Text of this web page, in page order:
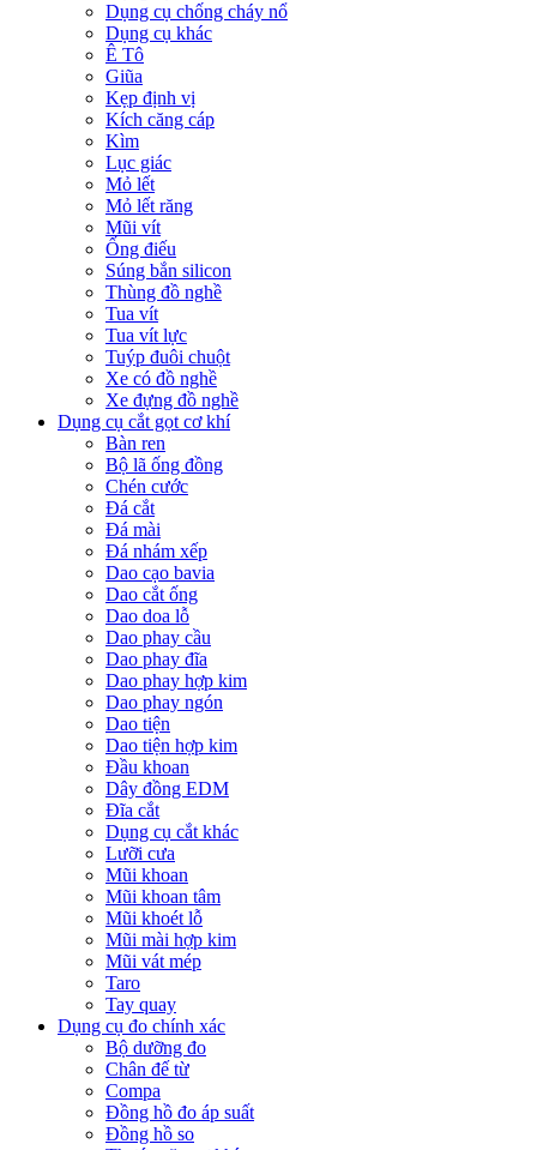
Dụng cụ chống cháy nổ
Dụng cụ khác
Ê Tô
Giũa
Kẹp định vị
Kích căng cáp
Kìm
Lục giác
Mỏ lết
Mỏ lết răng
Mũi vít
Ống điếu
Súng bắn silicon
Thùng đồ nghề
Tua vít
Tua vít lực
Tuýp đuôi chuột
Xe có đồ nghề
Xe đựng đồ nghề
Dụng cụ cắt gọt cơ khí
Bàn ren
Bộ lã ống đồng
Chén cước
Đá cắt
Đá mài
Đá nhám xếp
Dao cạo bavia
Dao cắt ống
Dao doa lỗ
Dao phay cầu
Dao phay đĩa
Dao phay hợp kim
Dao phay ngón
Dao tiện
Dao tiện hợp kim
Đầu khoan
Dây đồng EDM
Đĩa cắt
Dụng cụ cắt khác
Lưỡi cưa
Mũi khoan
Mũi khoan tâm
Mũi khoét lỗ
Mũi mài hợp kim
Mũi vát mép
Taro
Tay quay
Dụng cụ đo chính xác
Bộ dưỡng đo
Chân đế từ
Compa
Đồng hồ đo áp suất
Đồng hồ so